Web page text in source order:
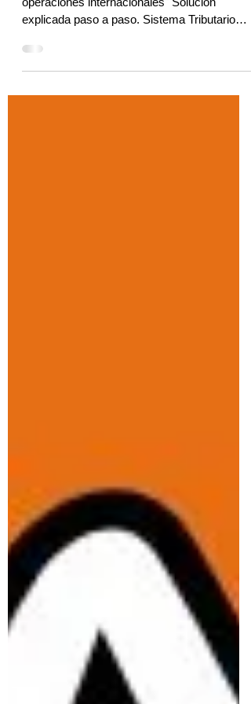
"Seminario 10: IVA. Regla de prorrata y
explicada paso a paso. Sistema Tributario
UAM